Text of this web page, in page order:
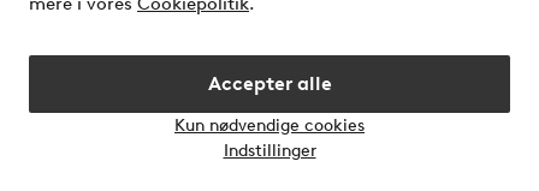
Accepter alle
Kun nødvendige cookies
Indstillinger